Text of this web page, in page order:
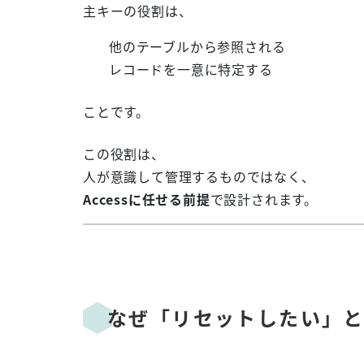
主キーの役割は、
他のテーブルから参照される
レコードを一意に特定する
ことです。
この役割は、
人が意識して管理するものではなく、
Accessに任せる前提で設計されます。
なぜ「リセットしたい」